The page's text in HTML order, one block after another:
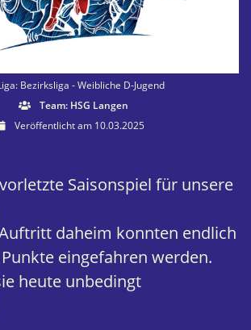
Bezirksliga - Weibliche D-Jugend
Team: HSG Langen
Veröffentlicht am 10.03.2025
Saisonspiel für unsere
daheim konnten endlich
eingefahren werden.
heute unbedingt